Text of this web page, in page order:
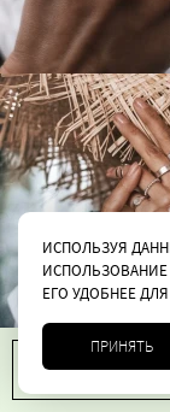
1
ИСПОЛЬЗУЯ
ИСПОЛЬЗОВАНИЕ
ЕГО УДОБНЕЕ
ПРИНЯТЬ